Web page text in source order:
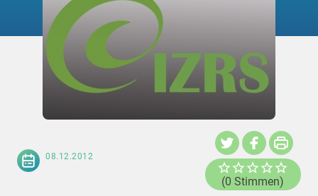
08.12.2012
(0 Stimmen)